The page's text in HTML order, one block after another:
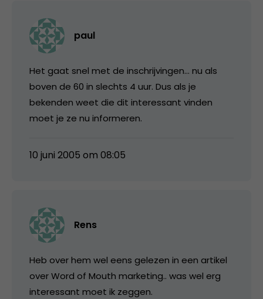
paul
Het gaat snel met de inschrijvingen… nu als
boven de 60 in slechts 4 uur. Dus als je
bekenden weet die dit interessant vinden
moet je ze nu informeren.
10 juni 2005 om 08:05
Rens
Heb over hem wel eens gelezen in een artikel
over Word of Mouth marketing.. was wel erg
interessant moet ik zeggen.